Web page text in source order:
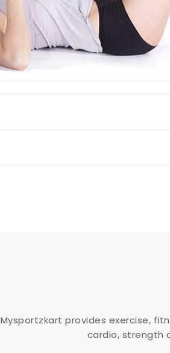
Mysportzkart provides exercise,
cardio, strength